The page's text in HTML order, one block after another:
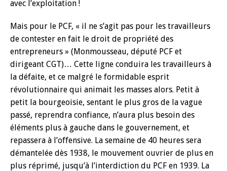
avec l’exploitation !
Mais pour le PCF, « il ne s’agit pas pour les travailleurs
de contester en fait le droit de propriété des
entrepreneurs » (Monmousseau, député PCF et
dirigeant CGT)… Cette ligne conduira les travailleurs à
la défaite, et ce malgré le formidable esprit
révolutionnaire qui animait les masses alors. Petit à
petit la bourgeoisie, sentant le plus gros de la vague
passé, reprendra confiance, n’aura plus besoin des
éléments plus à gauche dans le gouvernement, et
repassera à l’offensive. La semaine de 40 heures sera
démantelée dès 1938, le mouvement ouvrier de plus en
plus réprimé, jusqu’à l’interdiction du PCF en 1939. La